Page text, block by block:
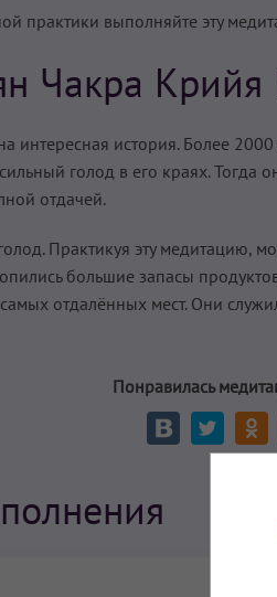
практики выполняйте эту
Чакра
интересная история. Более
голод в его краях. Тогда
отдачей.
Практикуя эту медитацию,
большие запасы
отдалённых мест. Они
Понравилась